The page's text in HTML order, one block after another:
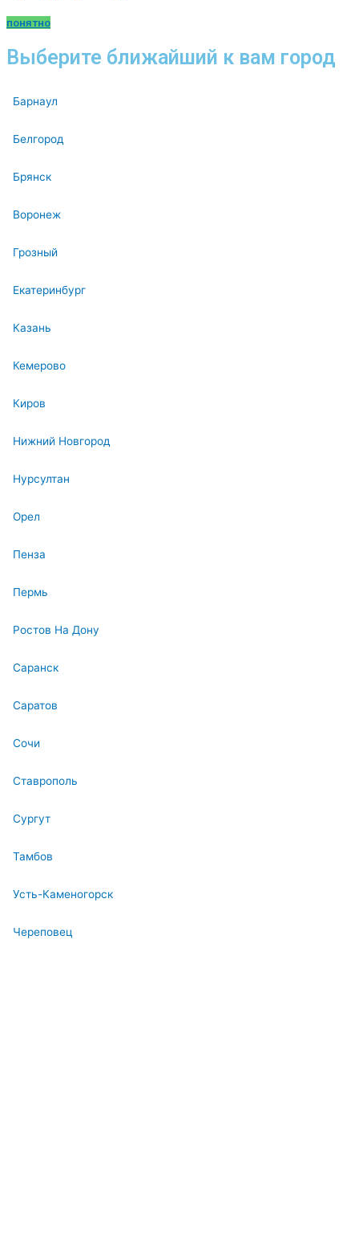
понятно
Выберите ближайший к вам город
Барнаул
Белгород
Брянск
Воронеж
Грозный
Екатеринбург
Казань
Кемерово
Киров
Нижний Новгород
Нурсултан
Орел
Пенза
Пермь
Ростов На Дону
Саранск
Саратов
Сочи
Ставрополь
Сургут
Тамбов
Усть-Каменогорск
Череповец